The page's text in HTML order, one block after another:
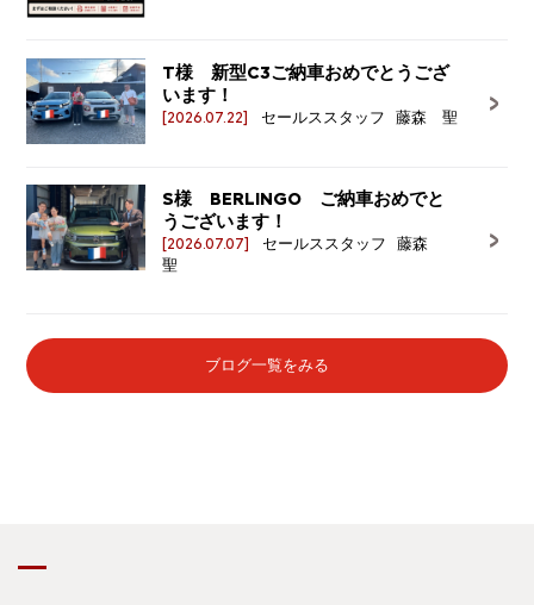
T様 新型C3ご納車おめでとうござ
います！
[2026.07.22] セールススタッフ 藤森 聖
S様 BERLINGO ご納車おめでと
うございます！
[2026.07.07]
セールススタッフ 藤森
聖
ブログ一覧をみる